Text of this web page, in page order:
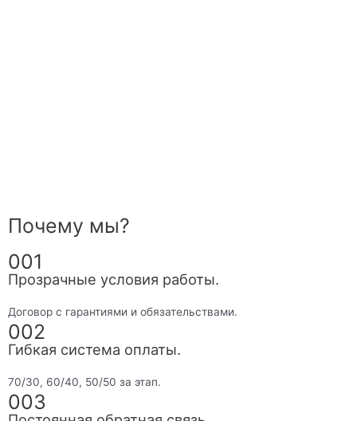
Почему мы?
001
Прозрачные условия работы.
Договор с гарантиями и обязательствами.
002
Гибкая система оплаты.
70/30, 60/40, 50/50 за этап.
003